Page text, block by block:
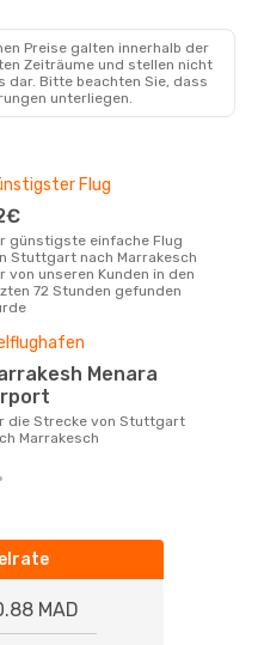
Preise galten innerhalb der
Zeiträume und stellen nicht
dar. Bitte beachten Sie, dass
unterliegen.
Flug
Stuttgart nach Marrakesch
von unseren Kunden in den
72 Stunden gefunden
Marrakesch
MAD